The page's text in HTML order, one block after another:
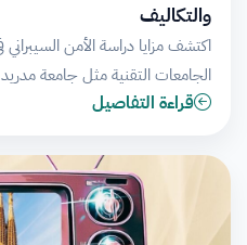
والتكاليف
اكتشف مزايا دراسة الأمن
الجامعات التقنية مثل جامعة
قراءة التفاصيل